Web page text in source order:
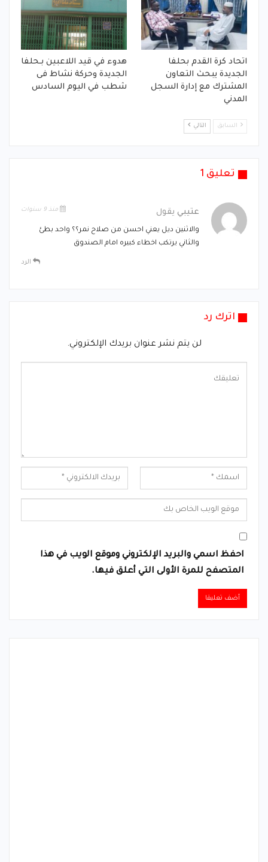
اتحاد كرة القدم بحلفا
الجديدة يبحث التعاون
المشترك مع إدارة السجل
المدني
هدوء في قيد اللاعبين بـحلفا
الجديدة وحركة نشاط فى
شطب في اليوم السادس
السابق التالي
تعليق 1
عتيبي يقول منذ 9 سنوات
والاثنين ديل يعني احسن من صلاح نمر؟؟ واحد بطئ
والثاني يرتكب اخطاء كبيره امام الصندوق
الرد
اترك رد
لن يتم نشر عنوان بريدك الإلكتروني.
احفظ اسمي والبريد الإلكتروني وموقع الويب في هذا
المتصفح للمرة الأولى التي أعلق فيها.